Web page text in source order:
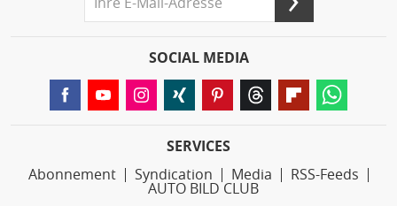
SOCIAL MEDIA
SERVICES
Abonnement
Syndication Media
RSS-Feeds
AUTO BILD CLUB